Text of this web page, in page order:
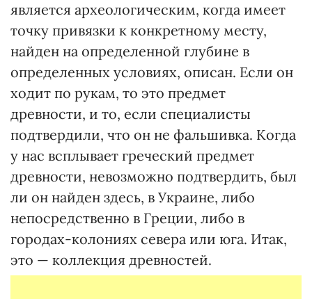
является археологическим, когда имеет
точку привязки к конкретному месту,
найден на определенной глубине в
определенных условиях, описан. Если он
ходит по рукам, то это предмет
древности, и то, если специалисты
подтвердили, что он не фальшивка. Когда
у нас всплывает греческий предмет
древности, невозможно подтвердить, был
ли он найден здесь, в Украине, либо
непосредственно в Греции, либо в
городах-колониях севера или юга. Итак,
это — коллекция древностей.